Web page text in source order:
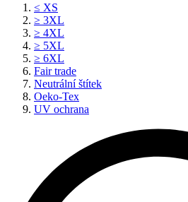
≤ XS
≥ 3XL
≥ 4XL
≥ 5XL
≥ 6XL
Fair trade
Neutrální štítek
Oeko-Tex
UV ochrana